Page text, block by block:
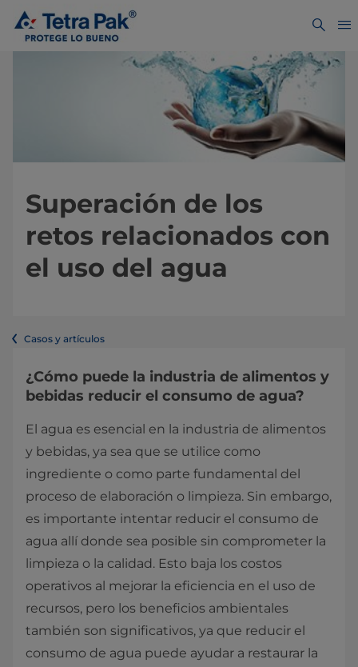
Superación de los
retos relacionados con
el uso del agua
Casos y artículos
¿Cómo puede la industria de alimentos y
bebidas reducir el consumo de agua?
El agua es esencial en la industria de alimentos
y bebidas, ya sea que se utilice como
ingrediente o como parte fundamental del
proceso de elaboración o limpieza. Sin embargo,
es importante intentar reducir el consumo de
agua allí donde sea posible sin comprometer la
limpieza o la calidad. Esto baja los costos
operativos al mejorar la eficiencia en el uso de
recursos, pero los beneficios ambientales
también son significativos, ya que reducir el
consumo de agua puede ayudar a restaurar la